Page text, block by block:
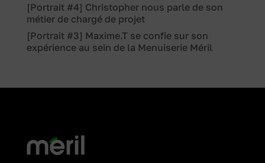
[Portrait #4] Christopher nous parle de son
métier de chargé de projet
[Portrait #3] Maxime.T se confie sur son
expérience au sein de la Menuiserie Méril